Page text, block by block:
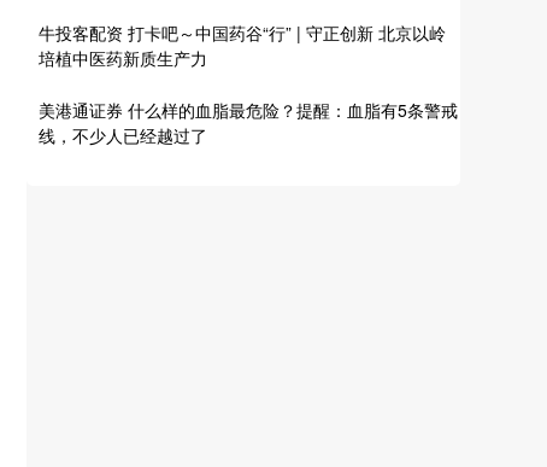
牛投客配资 打卡吧～中国药谷“行” | 守正创新 北京以岭
培植中医药新质生产力
美港通证券 什么样的血脂最危险？提醒：血脂有5条警戒
线，不少人已经越过了